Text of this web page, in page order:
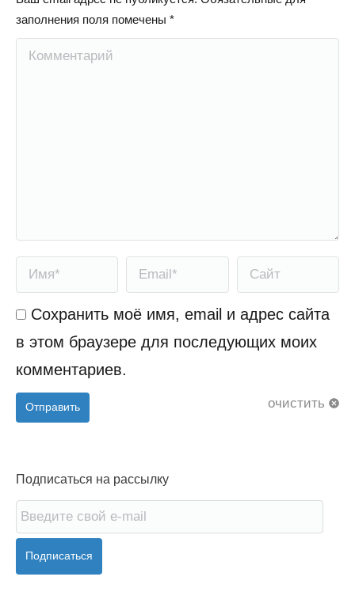
заполнения поля помечены *
Комментарий
Имя * Email * Сайт
Сохранить моё имя, email и адрес сайта
в этом браузере для последующих моих
комментариев.
очистить
Отправить
Подписаться на рассылку
Подписаться